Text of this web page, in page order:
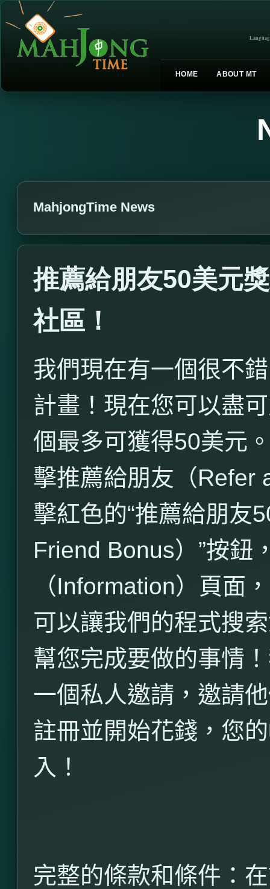
HOME ABOUT MT
MahjongTime News
推薦給朋友50美元
社區！
我們現在有一個很不
計畫！現在您可以盡
個最多可獲得50美元
擊推薦給朋友（Refer
擊紅色的“推薦給朋友
Friend Bonus）”按鈕
（Information）頁面
可以讓我們的程式搜
幫您完成要做的事情
一個私人邀請，邀請
註冊並開始花錢，您
入！
完整的條款和條件：